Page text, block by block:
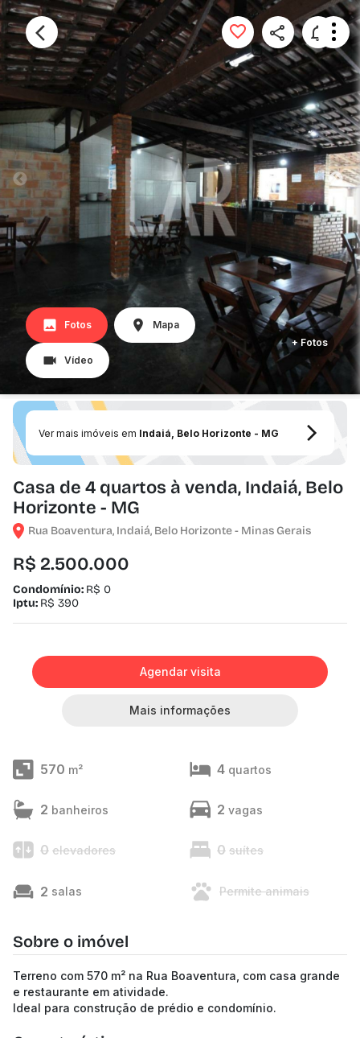
Fotos Mapa
Vídeo
+ Fotos
Ver mais imóveis em Indaiá, Belo Horizonte - MG
Casa de 4 quartos à venda, Indaiá, Belo
Horizonte - MG
Rua Boaventura, Indaiá, Belo Horizonte - Minas Gerais
R$ 2.500.000
Condomínio: R$ 0
Iptu: R$ 390
Agendar visita
Mais informações
570 m² 4 quartos
2 banheiros 2 vagas
0 elevadores 0 suítes
2 salas Permite animais
Sobre o imóvel
Terreno com 570 m² na Rua Boaventura, com casa grande
e restaurante em atividade.
Ideal para construção de prédio e condomínio.